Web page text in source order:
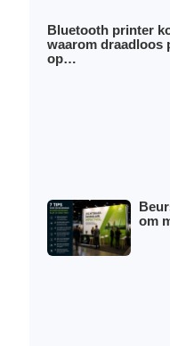
Bluetooth printer
waarom draadloos
op…
om